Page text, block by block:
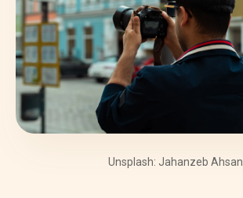
Unsplash: Jahanzeb Ahsan